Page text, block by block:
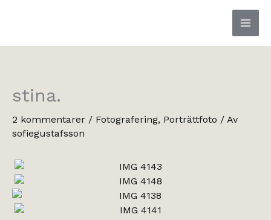
stina.
2 kommentarer / Fotografering, Porträttfoto / Av
sofiegustafsson